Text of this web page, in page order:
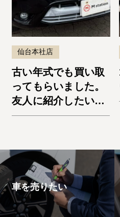
仙台本社店
古い年式でも買い取
ってもらいました。
友人に紹介したいと
思います。エスケー
車を売りたい